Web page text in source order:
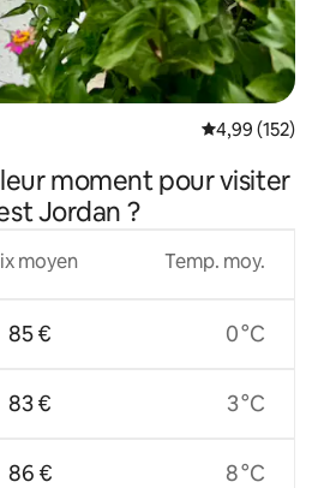
Évaluation
4,99 (152)
moment pour visiter
Jordan ?
moyen
85 €
83 €
86 €
Temp. moy.
0 °C
3 °C
8 °C